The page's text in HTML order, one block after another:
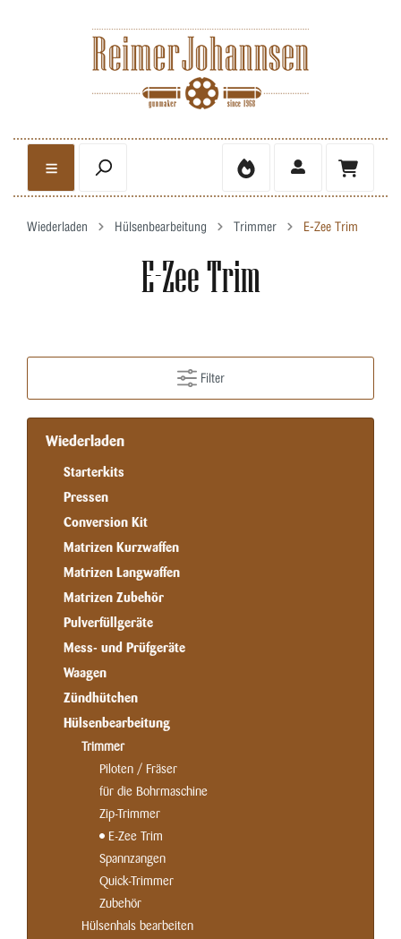
Wiederladen Hülsenbearbeitung Trimmer E-Zee Trim
E-Zee Trim
Filter
Wiederladen
Starterkits
Pressen
Conversion Kit
Matrizen Kurzwaffen
Matrizen Langwaffen
Matrizen Zubehör
Pulverfüllgeräte
Mess- und Prüfgeräte
Waagen
Zündhütchen
Hülsenbearbeitung
Trimmer
Piloten / Fräser
für die Bohrmaschine
Zip-Trimmer
E-Zee Trim
Spannzangen
Quick-Trimmer
Zubehör
Hülsenhals bearbeiten